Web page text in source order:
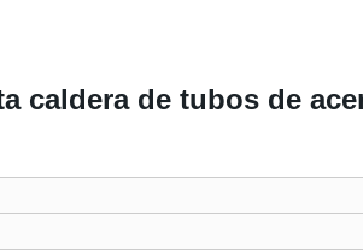
caldera de tubos de